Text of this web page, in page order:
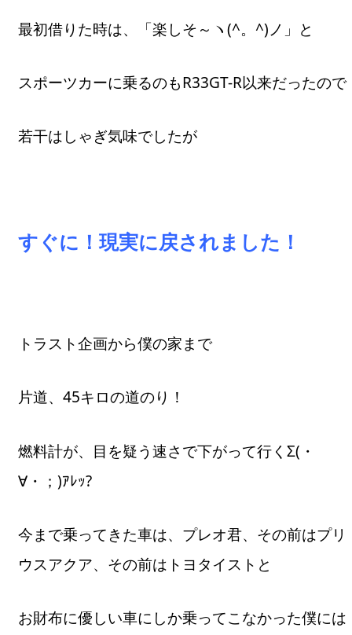
最初借りた時は、「楽しそ～ヽ(^。^)ノ」と
スポーツカーに乗るのもR33GT-R以来だったので
若干はしゃぎ気味でしたが
すぐに！現実に戻されました！
トラスト企画から僕の家まで
片道、45キロの道のり！
燃料計が、目を疑う速さで下がって行くΣ(・
∀・；)ｱﾚｯ?
今まで乗ってきた車は、プレオ君、その前はプリ
ウスアクア、その前はトヨタイストと
お財布に優しい車にしか乗ってこなかった僕には